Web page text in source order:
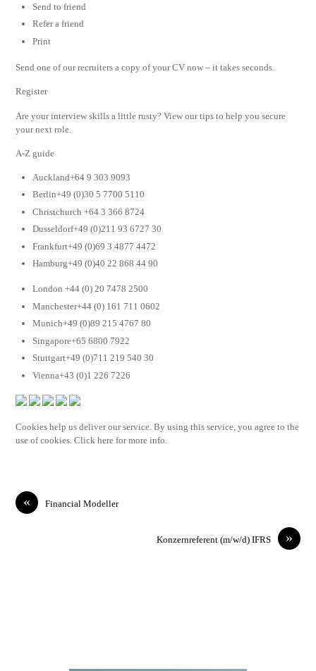
Send to friend
Refer a friend
Print
Send one of our recruiters a copy of your CV now – it takes seconds.
Register
Are your interview skills a little rusty? View our tips to help you secure
your next role.
A-Z guide
Auckland+64 9 303 9093
Berlin+49 (0)30 5 7700 5110
Christchurch +64 3 366 8724
Dusseldorf+49 (0)211 93 6727 30
Frankfurt+49 (0)69 3 4877 4472
Hamburg+49 (0)40 22 868 44 90
London +44 (0) 20 7478 2500
Manchester+44 (0) 161 711 0602
Munich+49 (0)89 215 4767 80
Singapore+65 6800 7922
Stuttgart+49 (0)711 219 540 30
Vienna+43 (0)1 226 7226
Cookies help us deliver our service. By using this service, you agree to the
use of cookies. Click here for more info.
« Financial Modeller
»
Konzernreferent (m/w/d) IFRS